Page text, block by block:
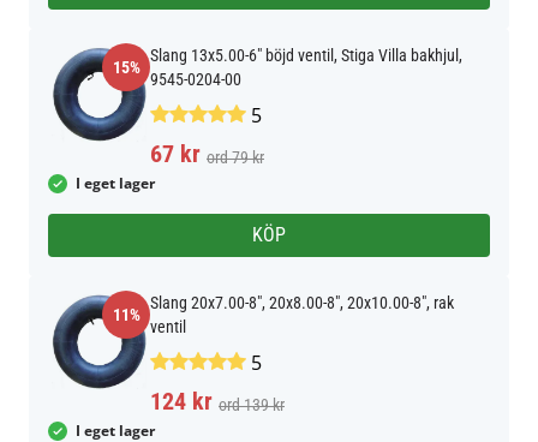
15%
Slang 13x5.00-6" böjd ventil, Stiga Villa bakhjul,
9545-0204-00
5
67 kr ord 79 kr
I eget lager
KÖP
11%
Slang 20x7.00-8", 20x8.00-8", 20x10.00-8", rak
ventil
5
124 kr ord 139 kr
I eget lager